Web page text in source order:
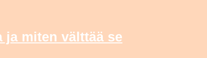
miten välttää se